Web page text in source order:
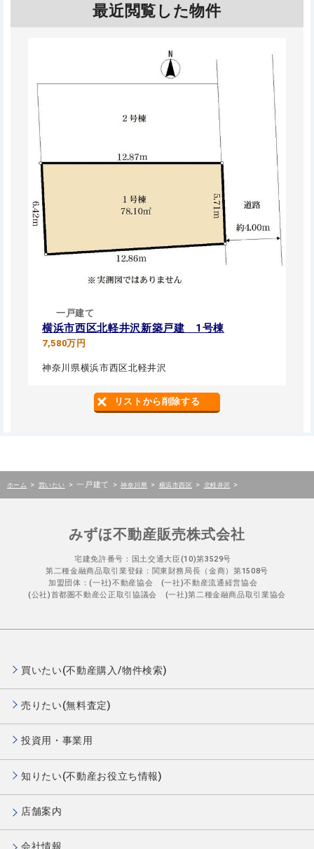
最近閲覧した物件
一戸建て
横浜市西区北軽井沢新築戸建 1号棟
7,580万円
神奈川県横浜市西区北軽井沢
リストから削除する
ホーム > 買いたい > 一戸建て > 神奈川県 > 横浜市西区 > 北軽井沢 >
みずほ不動産販売株式会社
宅建免許番号：国土交通大臣(10)第3529号
第二種金融商品取引業登録：関東財務局長（金商）第1508号
加盟団体：(一社)不動産協会 (一社)不動産流通経営協会
(公社)首都圏不動産公正取引協議会 (一社)第二種金融商品取引業協会
買いたい(不動産購入/物件検索)
売りたい(無料査定)
投資用・事業用
知りたい(不動産お役立ち情報)
店舗案内
会社情報